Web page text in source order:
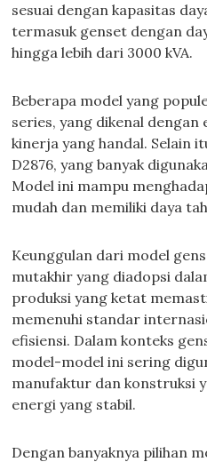
sesuai dengan kapasitas
termasuk genset dengan
hingga lebih dari 3000 kVA.
Beberapa model yang
series, yang dikenal dengan
kinerja yang handal. Selain
D2876, yang banyak
Model ini mampu
mudah dan memiliki daya
Keunggulan dari model
mutakhir yang diadopsi
produksi yang ketat
memenuhi standar
efisiensi. Dalam konteks
model-model ini sering
manufaktur dan konstruksi
energi yang stabil.
Dengan banyaknya pilihan